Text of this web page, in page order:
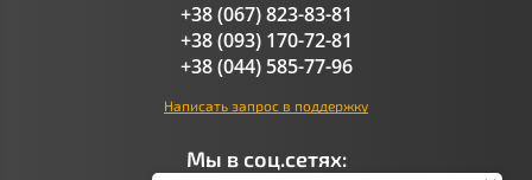
+38 (067) 823-83-81
+38 (093) 170-72-81
+38 (044) 585-77-96
Написать запрос в поддержку
Мы в соц.сетях: